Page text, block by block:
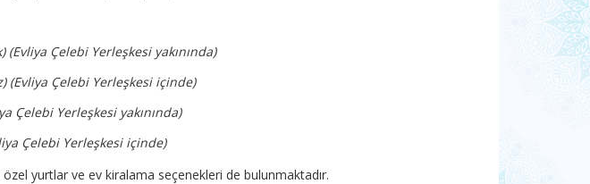
(Evliya Çelebi Yerleşkesi yakınında)
(Evliya Çelebi Yerleşkesi içinde)
Çelebi Yerleşkesi yakınında)
Çelebi Yerleşkesi içinde)
yurtlar ve ev kiralama seçenekleri de bulunmaktadır.